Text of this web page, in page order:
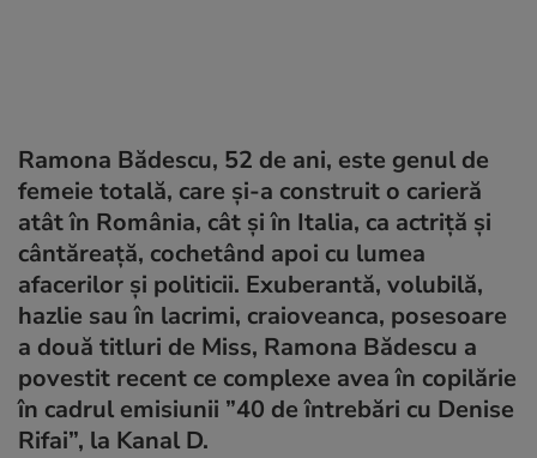
Ramona Bădescu, 52 de ani, este genul de
femeie totală, care și-a construit o carieră
atât în România, cât și în Italia, ca actriță și
cântăreață, cochetând apoi cu lumea
afacerilor și politicii. Exuberantă, volubilă,
hazlie sau în lacrimi, craioveanca, posesoare
a două titluri de Miss, Ramona Bădescu a
povestit recent ce complexe avea în copilărie
în cadrul emisiunii ”40 de întrebări cu Denise
Rifai”, la Kanal D.